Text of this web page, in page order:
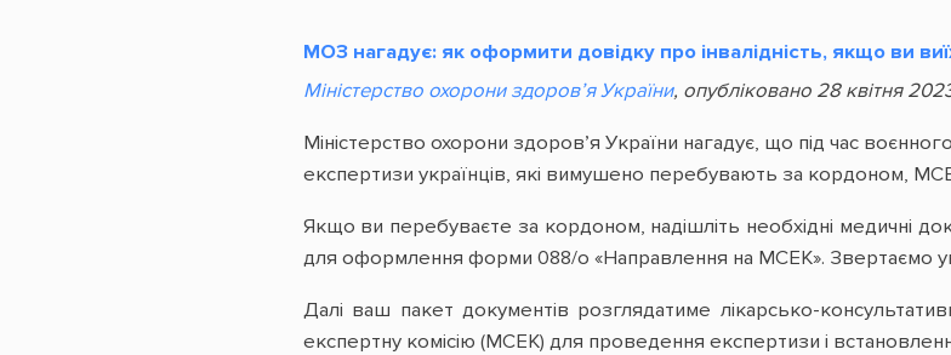
МОЗ нагадує: як оформити довідку про інвалідність, якщо ви
Міністерство охорони здоров’я України, опубліковано 28 квітня
Міністерство охорони здоров’я України нагадує, що під час
експертизи українців, які вимушено перебувають за кордоном,
Якщо ви перебуваєте за кордоном, надішліть необхідні медичні
для оформлення форми 088/о «Направлення на МСЕК». Звертаємо
Далі ваш пакет документів розглядатиме лікарсько-
експертну комісію (МСЕК) для проведення експертизи і